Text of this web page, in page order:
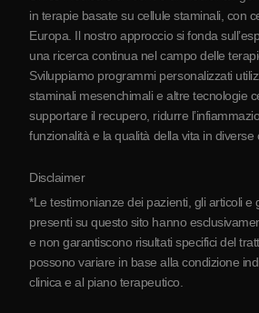
Partnership
in terapie basate su cellule staminali, con
Europa. Il nostro approccio si fonda
una ricerca continua nel campo delle
Sviluppiamo programmi personalizzati
staminali mesenchimali e altre tecnologie
supportare il recupero, ridurre
funzionalità e la qualità della vita in diverse
Disclaimer
*Le testimonianze dei pazienti, gli articoli e
presenti su questo sito hanno
e non garantiscono risultati specifici del
possono variare in base alla condizione
clinica e al piano terapeutico.